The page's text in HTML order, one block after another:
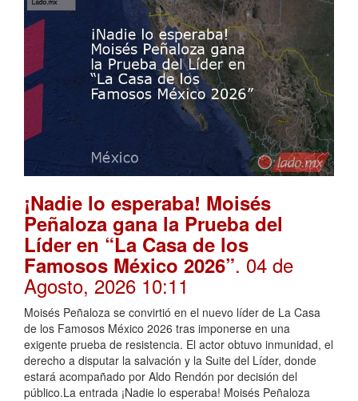
¡Nadie lo esperaba! Moisés
Peñaloza gana la Prueba del
Líder en “La Casa de los
Famosos México 2026”. 04 de
Agosto, 2026 10:11
Moisés Peñaloza se convirtió en el nuevo líder de La Casa
de los Famosos México 2026 tras imponerse en una
exigente prueba de resistencia. El actor obtuvo inmunidad, el
derecho a disputar la salvación y la Suite del Líder, donde
estará acompañado por Aldo Rendón por decisión del
público.La entrada ¡Nadie lo esperaba! Moisés Peñaloza